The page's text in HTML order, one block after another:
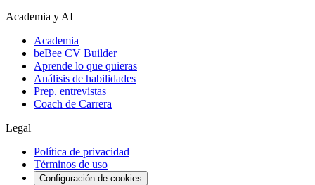
Academia y AI
Academia
beBee CV Builder
Aprende lo que quieras
Análisis de habilidades
Prep. entrevistas
Coach de Carrera
Legal
Política de privacidad
Términos de uso
Configuración de cookies